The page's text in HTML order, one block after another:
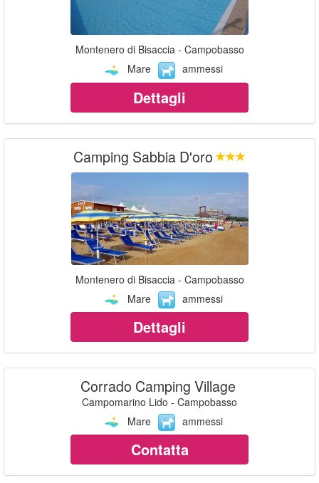
Montenero di Bisaccia - Campobasso
Mare
ammessi
Dettagli
Camping Sabbia D'oro
Montenero di Bisaccia - Campobasso
Mare
ammessi
Dettagli
Corrado Camping Village
Campomarino Lido - Campobasso
Mare
ammessi
Contatta